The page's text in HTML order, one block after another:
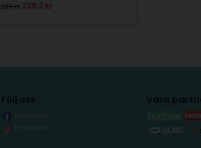
299 kr 239,2 kr
Facebook
Instagram